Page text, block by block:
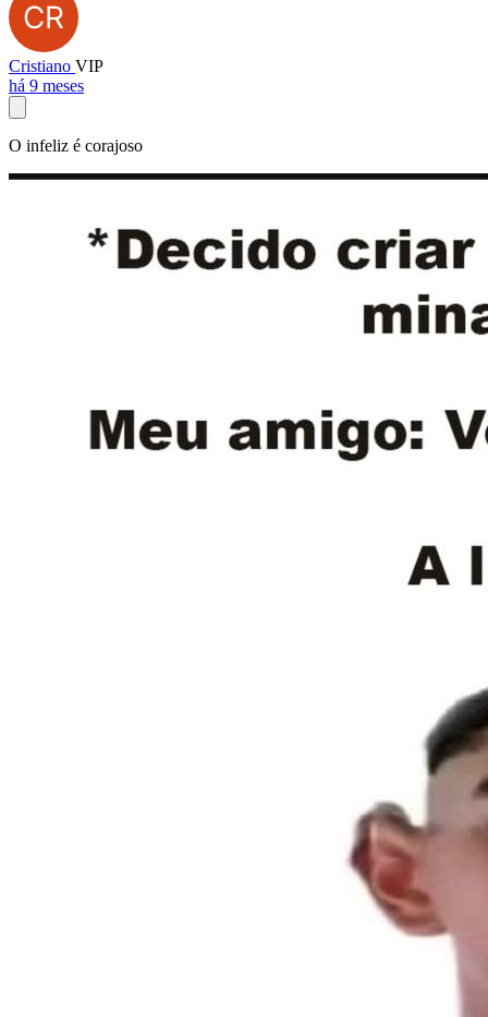
Cristiano VIP
há 9 meses
O infeliz é corajoso